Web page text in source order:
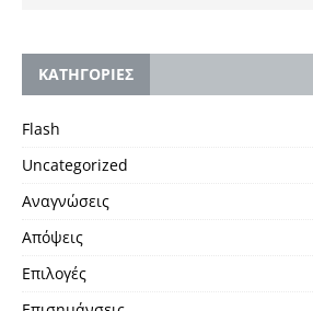
KΑΤΗΓΟΡΙΕΣ
Flash
Uncategorized
Αναγνώσεις
Απόψεις
Επιλογές